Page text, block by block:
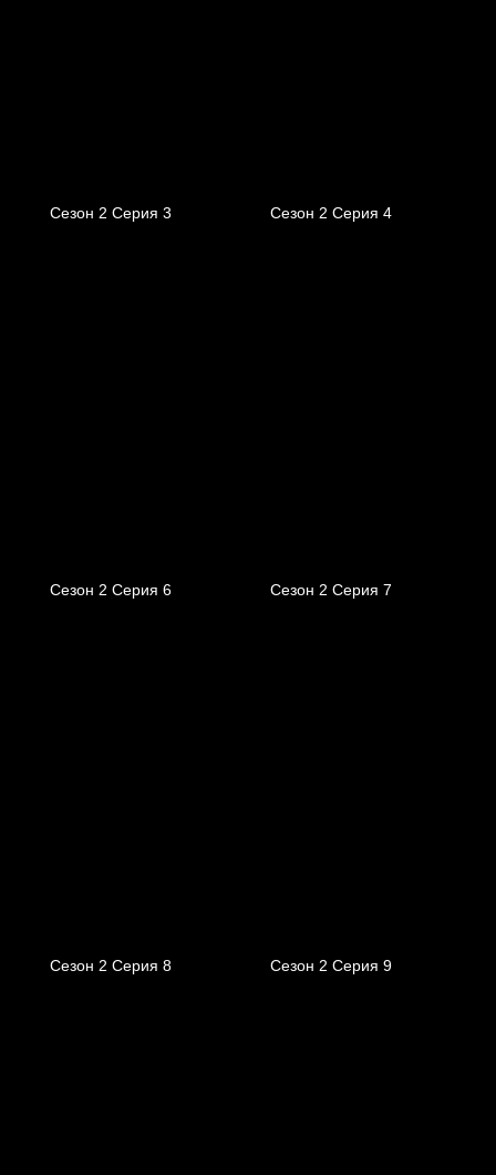
Сезон 2 Серия 3 Сезон 2 Серия 4
Сезон 2 Серия 6 Сезон 2 Серия 7
Сезон 2 Серия 8 Сезон 2 Серия 9